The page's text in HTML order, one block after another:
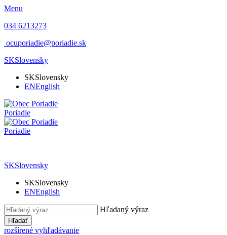
Menu
034 6213273
ocuporiadie@poriadie.sk
SKSlovensky
SKSlovensky
ENEnglish
Poriadie
Poriadie
SKSlovensky
SKSlovensky
ENEnglish
Hľadaný výraz
Hľadať
rozšírené vyhľadávanie